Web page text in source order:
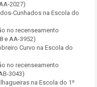
2027)
Cunhados na Escola do
no recenseamento
e AA-3952)
Curvo na Escola do
no recenseamento
3043)
na Escola do 1º